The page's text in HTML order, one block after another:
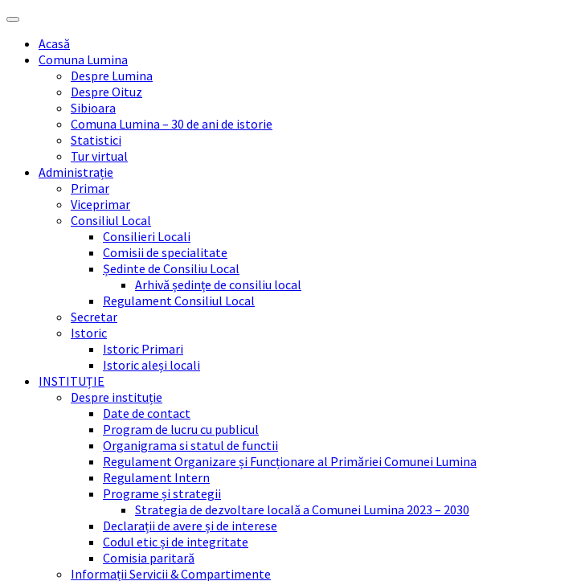
Skip
content
Skip
sidebar
Skip
right
sidebar
Skip
footerAcasă
Comuna Lumina
Despre Lumina
Despre Oituz
Sibioara
Comuna Lumina – 30 de ani de istorie
Statistici
Tur virtual
Administrație
Primar
Viceprimar
Consiliul Local
Consilieri Locali
Comisii de specialitate
Ședinte de Consiliu Local
Arhivă ședințe de consiliu local
Regulament Consiliul Local
Secretar
Istoric
Istoric Primari
Istoric aleși locali
INSTITUȚIE
Despre instituție
Date de contact
Program de lucru cu publicul
Organigrama si statul de functii
Regulament Organizare și Funcționare al Primăriei Comunei Lumina
Regulament Intern
Programe și strategii
Strategia de dezvoltare locală a Comunei Lumina 2023 – 2030
Declarații de avere și de interese
Codul etic și de integritate
Comisia paritară
Informații Servicii & Compartimente